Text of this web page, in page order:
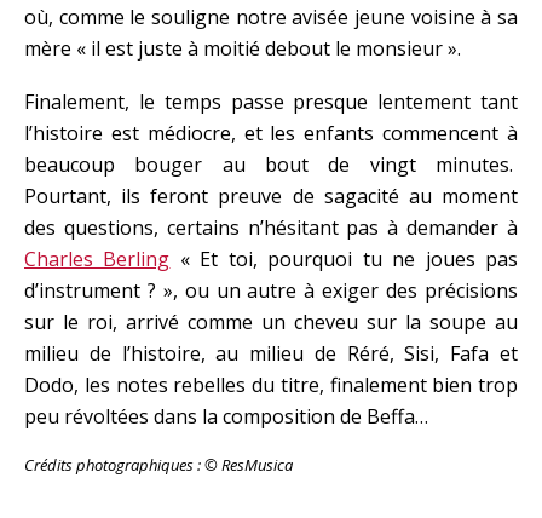
où, comme le souligne notre avisée jeune voisine à sa
mère « il est juste à moitié debout le monsieur ».
Finalement, le temps passe presque lentement tant
l’histoire est médiocre, et les enfants commencent à
beaucoup bouger au bout de vingt minutes.
Pourtant, ils feront preuve de sagacité au moment
des questions, certains n’hésitant pas à demander à
Charles Berling « Et toi, pourquoi tu ne joues pas
d’instrument ? », ou un autre à exiger des précisions
sur le roi, arrivé comme un cheveu sur la soupe au
milieu de l’histoire, au milieu de Réré, Sisi, Fafa et
Dodo, les notes rebelles du titre, finalement bien trop
peu révoltées dans la composition de Beffa…
Crédits photographiques : © ResMusica